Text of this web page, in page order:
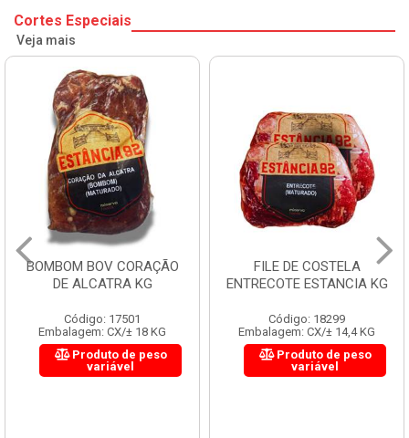
Cortes Especiais
Veja mais
BOMBOM BOV CORAÇÃO
DE ALCATRA KG
Código: 17501
Embalagem: CX/± 18 KG
Produto de peso
variável
FILE DE COSTELA
ENTRECOTE ESTANCIA KG
Código: 18299
Embalagem: CX/± 14,4 KG
Produto de peso
variável